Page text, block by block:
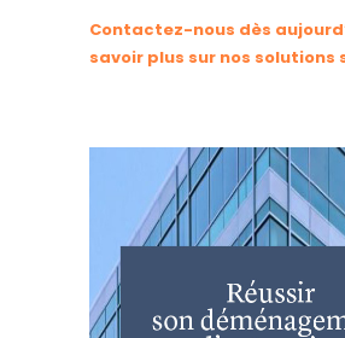
Contactez-nous dès
savoir plus sur nos solutions